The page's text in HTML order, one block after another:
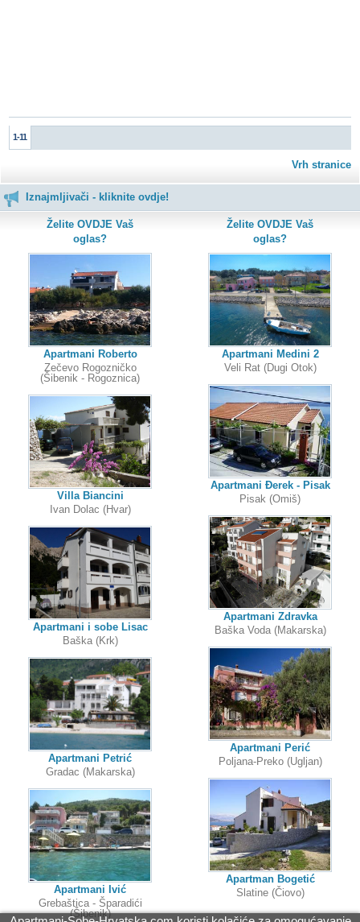
1-11
Vrh stranice
Iznajmljivači - kliknite ovdje!
Želite OVDJE Vaš
oglas?
Apartmani Roberto
Zečevo Rogozničko
(Šibenik - Rogoznica)
Villa Biancini
Ivan Dolac (Hvar)
Apartmani i sobe Lisac
Baška (Krk)
Apartmani Petrić
Gradac (Makarska)
Apartmani Ivić
Grebaštica - Šparadići
(Šibenik)
Želite OVDJE Vaš
oglas?
Apartmani Medini 2
Veli Rat (Dugi Otok)
Apartmani Đerek - Pisak
Pisak (Omiš)
Apartmani Zdravka
Baška Voda (Makarska)
Apartmani Perić
Poljana-Preko (Ugljan)
Apartman Bogetić
Slatine (Čiovo)